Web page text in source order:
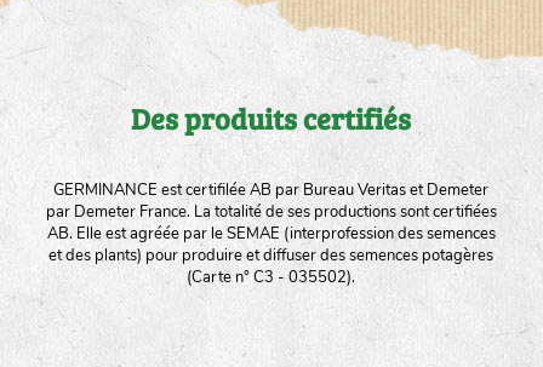
Des produits certifiés
GERMINANCE est certifilée AB par Bureau Veritas et Demeter
par Demeter France. La totalité de ses productions sont certifiées
AB. Elle est agréée par le SEMAE (interprofession des semences
et des plants) pour produire et diffuser des semences potagères
(Carte n° C3 - 035502).